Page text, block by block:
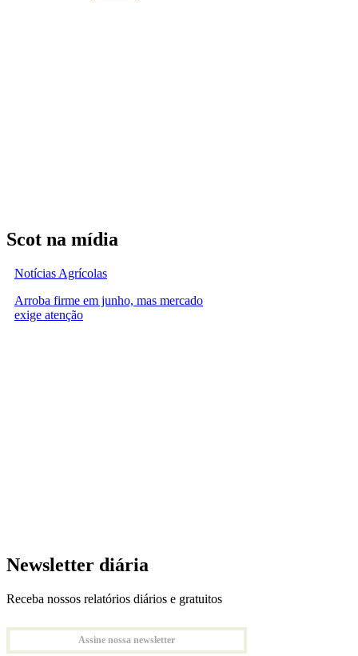
Scot na mídia
Notícias Agrícolas
Arroba firme em junho, mas mercado
exige atenção
Newsletter diária
Receba nossos relatórios diários e gratuitos
Assine nossa newsletter